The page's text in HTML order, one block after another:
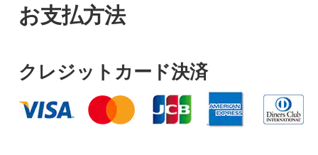
お支払方法
クレジットカード決済